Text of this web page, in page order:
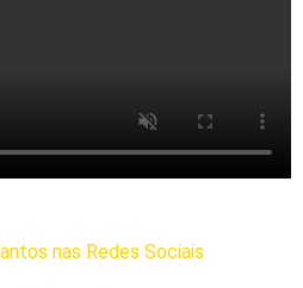
nas Redes Sociais